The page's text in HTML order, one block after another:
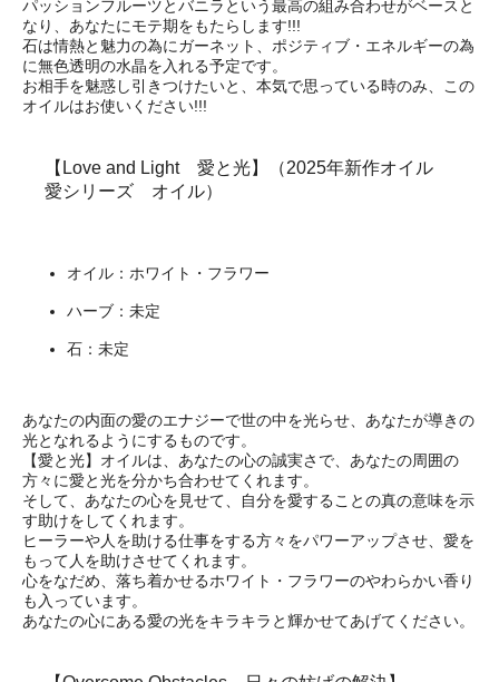
パッションフルーツとバニラという最高の組み合わせがベースと
なり、あなたにモテ期をもたらします!!!
石は情熱と魅力の為にガーネット、ポジティブ・エネルギーの為
に無色透明の水晶を入れる予定です。
お相手を魅惑し引きつけたいと、本気で思っている時のみ、この
オイルはお使いください!!!
【Love and Light 愛と光】（2025年新作オイル
愛シリーズ オイル）
オイル：ホワイト・フラワー
ハーブ：未定
石：未定
あなたの内面の愛のエナジーで世の中を光らせ、あなたが導きの
光となれるようにするものです。
【愛と光】オイルは、あなたの心の誠実さで、あなたの周囲の
方々に愛と光を分かち合わせてくれます。
そして、あなたの心を見せて、自分を愛することの真の意味を示
す助けをしてくれます。
ヒーラーや人を助ける仕事をする方々をパワーアップさせ、愛を
もって人を助けさせてくれます。
心をなだめ、落ち着かせるホワイト・フラワーのやわらかい香り
も入っています。
あなたの心にある愛の光をキラキラと輝かせてあげてください。